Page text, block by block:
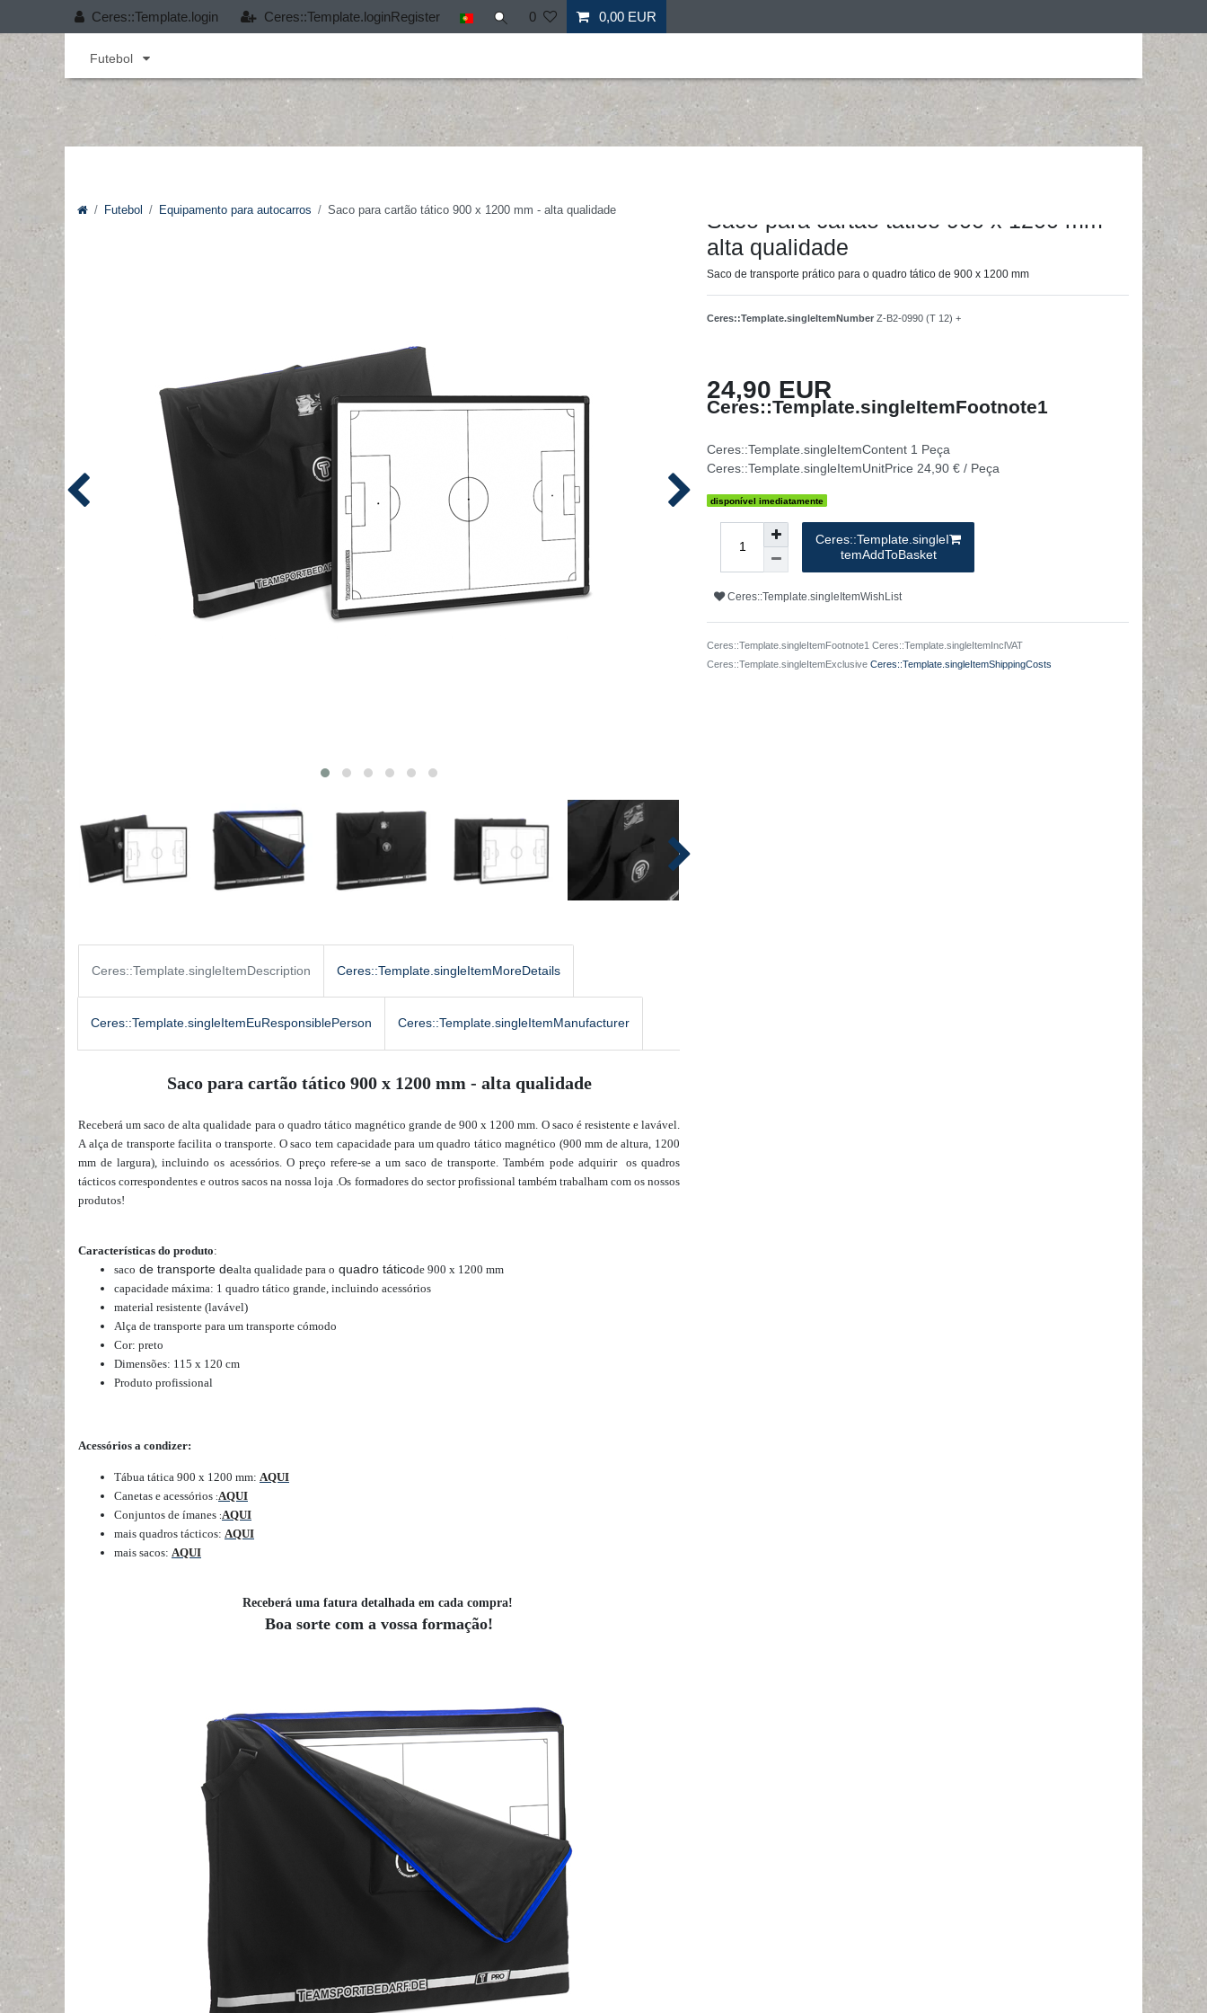
Ceres::Template.login Ceres::Template.loginRegister 0 0,00 EUR
Andebol Cobertura T-PRO Desporto infantil Fitness Mais desporto Ofertas especiais
Futebol
Futebol Equipamento para autocarros Saco para cartão tático 900 x 1200 mm - alta qualidade
Saco para cartão tático 900 x 1200 mm -
alta qualidade
Saco de transporte prático para o quadro tático de 900 x 1200 mm
Ceres::Template.singleItemNumber Z-B2-0990 (T 12) +
24,90 EUR
Ceres::Template.singleItemFootnote1
Ceres::Template.singleItemContent 1 Peça
Ceres::Template.singleItemUnitPrice 24,90 € / Peça
disponível imediatamente
Ceres::Template.singleI
temAddToBasket
Ceres::Template.singleItemWishList
Ceres::Template.singleItemFootnote1 Ceres::Template.singleItemInclVAT
Ceres::Template.singleItemExclusive Ceres::Template.singleItemShippingCosts
Ceres::Template.singleItemDescription Ceres::Template.singleItemMoreDetails
Ceres::Template.singleItemEuResponsiblePerson Ceres::Template.singleItemManufacturer
Saco para cartão tático 900 x 1200 mm - alta qualidade
Receberá um saco de alta qualidade para o quadro tático magnético grande de 900 x 1200 mm. O saco é resistente e lavável.
A alça de transporte facilita o transporte. O saco tem capacidade para um quadro tático magnético (900 mm de altura, 1200
mm de largura), incluindo os acessórios. O preço refere-se a um saco de transporte.Também pode adquirir os quadros
tácticos correspondentes e outros sacosna nossa loja .Os formadores do sector profissional também trabalham com os nossos
produtos!
Características do produto:
saco de transporte dealta qualidade para o quadro táticode 900 x 1200 mm
capacidade máxima: 1 quadro tático grande, incluindo acessórios
material resistente (lavável)
Alça de transporte para um transporte cómodo
Cor: preto
Dimensões: 115 x 120 cm
Produto profissional
Acessórios a condizer:
Tábua tática 900 x 1200 mm: AQUI
Canetas e acessórios :AQUI
Conjuntos de ímanes :AQUI
mais quadros tácticos: AQUI
mais sacos: AQUI
Receberá uma fatura detalhada em cada compra!
Boa sorte com a vossa formação!